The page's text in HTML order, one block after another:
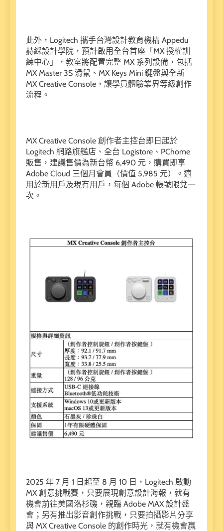
此外，Logitech 攜手台灣設計教育機構 Appedu
赫綵設計學院，預計啟用全台首座「MX 授權訓
練中心」，教室將配置完整 MX 系列設備，包括
MX Master 3S 滑鼠、MX Keys Mini 鍵盤與全新
MX Creative Console，讓學員體驗業界等級創作
流程。
MX Creative Console 創作者主控台即日起於
Logitech 網路旗艦店、全台 Logistore、PChome
販售，建議售價為新台幣 6,490 元，購買即享
Adobe Cloud 三個月會員（價值 5,985 元）。適
用於新用戶及現有用戶，每個 Adobe 帳號限兌一
次。
2025 年 7 月 1 日起至 8 月 10 日，Logitech 啟動
MX 創意挑戰賽，只要展現創意設計海報，就有
機會前往美國洛杉磯，親臨 Adobe MAX 設計盛
會；另有推出影音創作挑戰，只要拍攝影片分享
與 MX Creative Console 的創作時光，就有機會贏